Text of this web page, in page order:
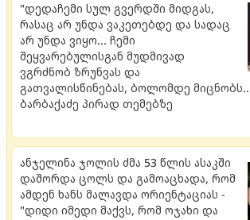
"დედაჩემი სულ გვერდში მიდგას,
რასაც არ უნდა ვაკეთებდე და სადაც
არ უნდა ვიყო... ჩემი
შეყვარებულისგან მუდმივად
ვგრძნობ ზრუნვას და
გათვალისწინებას, ბოლომდე
ბარბაქაძე პირად თემებზე
ანჯელინა ჯოლის ძმა 53 წლის ასაკში
დაშორდა ცოლს და გამოაცხადა, რომ
ამდენ ხანს მალავდა ორიენტაციას -
"დიდი იმედი მაქვს, რომ ოჯახი და